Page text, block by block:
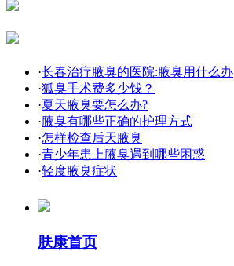
·长春治疗腋臭的医院:腋臭用什么办
·狐臭手术费多少钱？
·夏天腋臭要怎么办?
·腋臭有哪些正确的护理方式
·怎样检查后天腋臭
·青少年患上腋臭遇到哪些困惑
·轻度腋臭症状
肤康首页